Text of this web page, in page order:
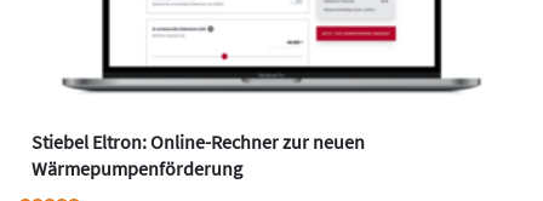
Stiebel Eltron: Online-Rechner zur neuen
Wärmepumpenförderung